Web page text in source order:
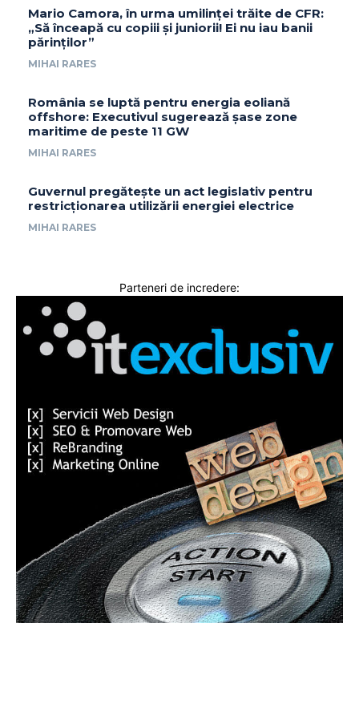
Mario Camora, în urma umilinței trăite de CFR:
„Să înceapă cu copiii și juniorii! Ei nu iau banii
părinților”
MIHAI RARES
România se luptă pentru energia eoliană
offshore: Executivul sugerează șase zone
maritime de peste 11 GW
MIHAI RARES
Guvernul pregătește un act legislativ pentru
restricționarea utilizării energiei electrice
MIHAI RARES
Parteneri de incredere: